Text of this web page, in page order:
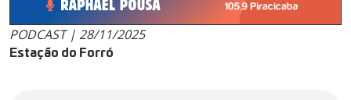
PODCAST | 28/11/2025
Estação do Forró